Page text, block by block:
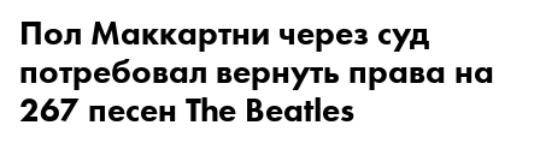
Пол Маккартни через суд
потребовал вернуть права на
267 песен The Beatles